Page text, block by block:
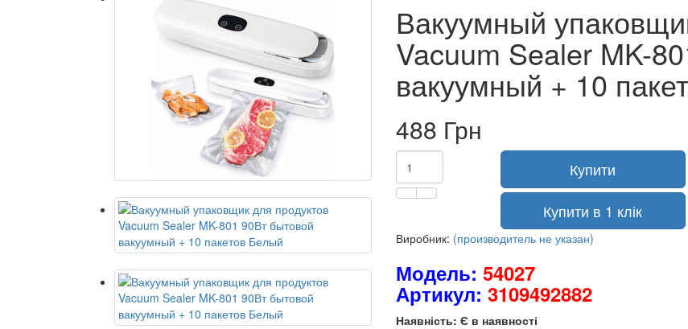
Вакуумный
Vacuum Sealer MK-
вакуумный + 10
488 Грн
Купити
Купити в 1 клік
Виробник: (производитель не указан)
Модель: 54027
Артикул: 3109492882
Наявність: Є в наявності